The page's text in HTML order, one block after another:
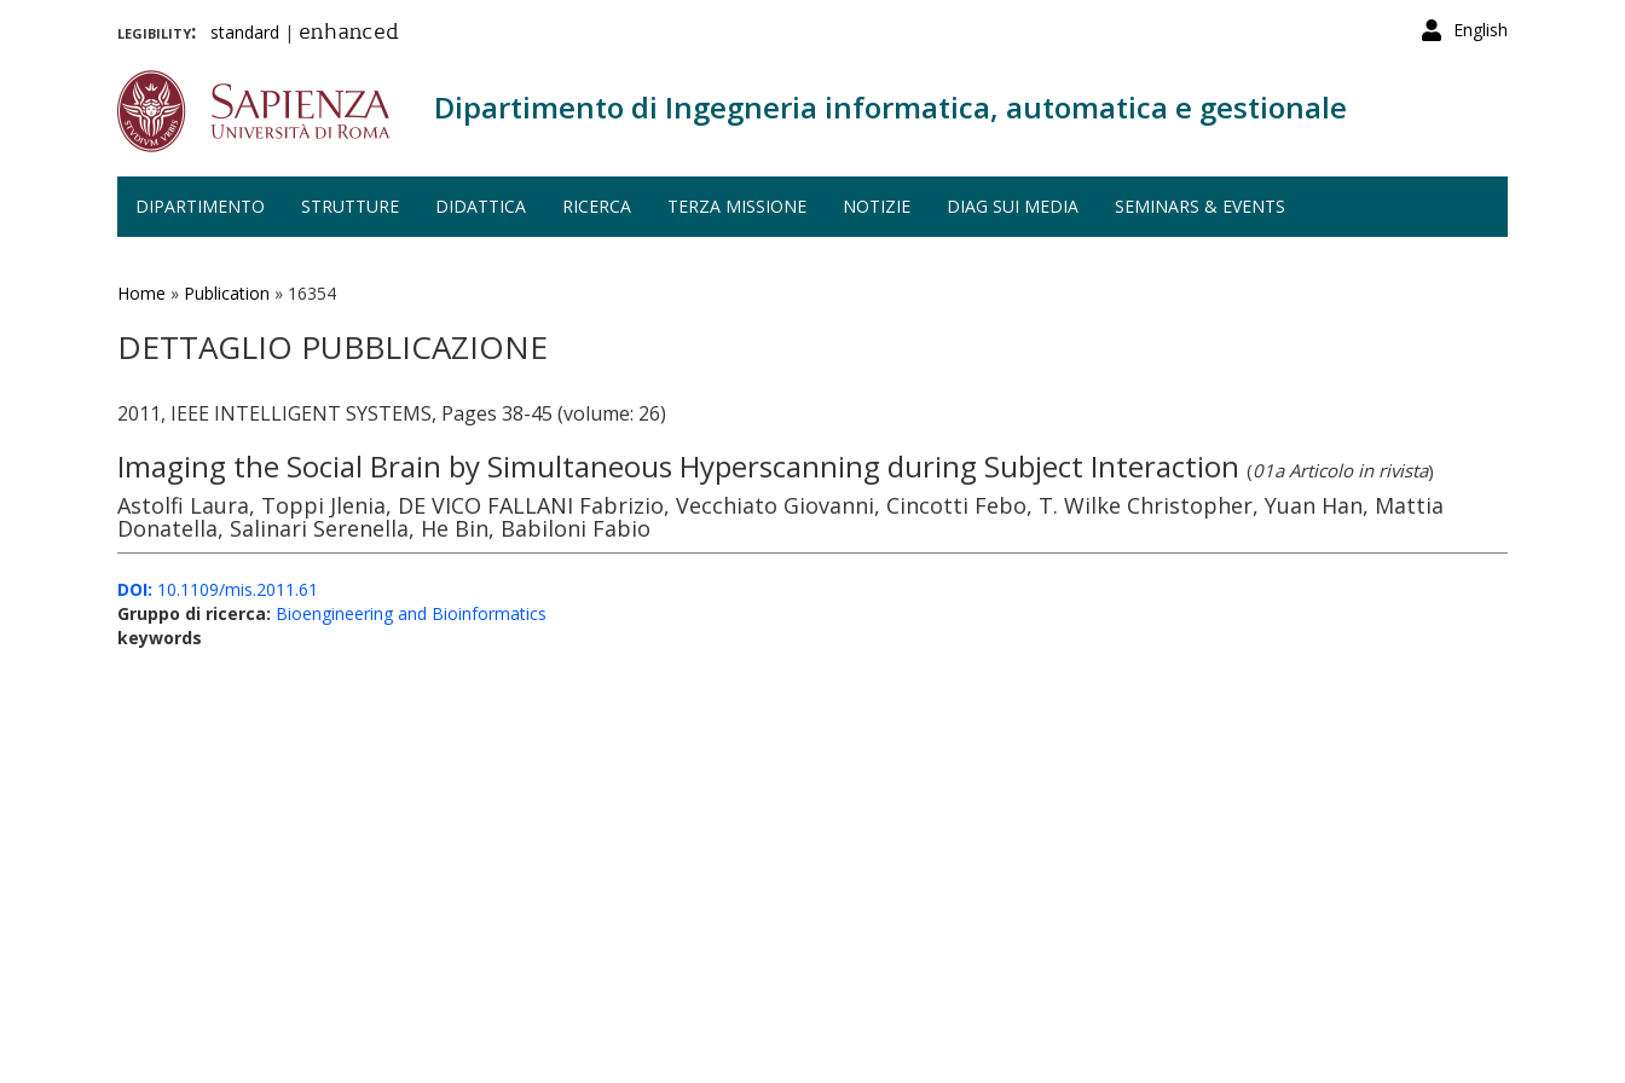
English
legibility: standard | enhanced
Dipartimento di Ingegneria informatica, automatica e gestionale
DIPARTIMENTO STRUTTURE DIDATTICA RICERCA TERZA MISSIONE NOTIZIE DIAG SUI MEDIA SEMINARS & EVENTS
Home » Publication » 16354
DETTAGLIO PUBBLICAZIONE
2011, IEEE INTELLIGENT SYSTEMS, Pages 38-45 (volume: 26)
Imaging the Social Brain by Simultaneous Hyperscanning during Subject Interaction (01a Articolo in rivista)
Astolfi Laura, Toppi Jlenia, DE VICO FALLANI Fabrizio, Vecchiato Giovanni, Cincotti Febo, T. Wilke Christopher, Yuan Han, Mattia
Donatella, Salinari Serenella, He Bin, Babiloni Fabio
DOI: 10.1109/mis.2011.61
Gruppo di ricerca: Bioengineering and Bioinformatics
keywords